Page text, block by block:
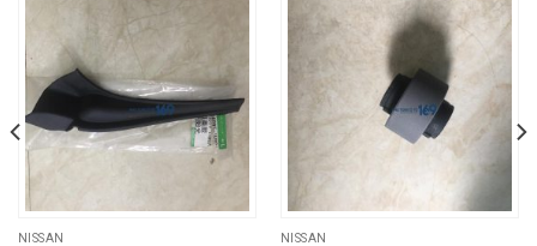
NISSAN NISSAN